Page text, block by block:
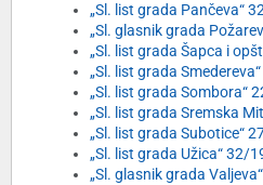
„Sl. list grada Pančeva“
„Sl. glasnik grada
„Sl. list grada Šapca i
„Sl. list grada
„Sl. list grada Sombora“
„Sl. list grada Sremska
„Sl. list grada Subotice“
„Sl. list grada Užica“ 32/
„Sl. glasnik grada